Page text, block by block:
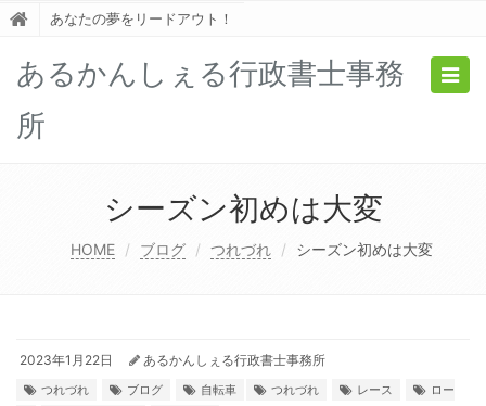
あなたの夢をリードアウト！
あるかんしぇる行政書士事務
所
シーズン初めは大変
HOME ブログ つれづれ シーズン初めは大変
2023年1月22日 あるかんしぇる行政書士事務所
つれづれ ブログ 自転車 つれづれ レース
ロー